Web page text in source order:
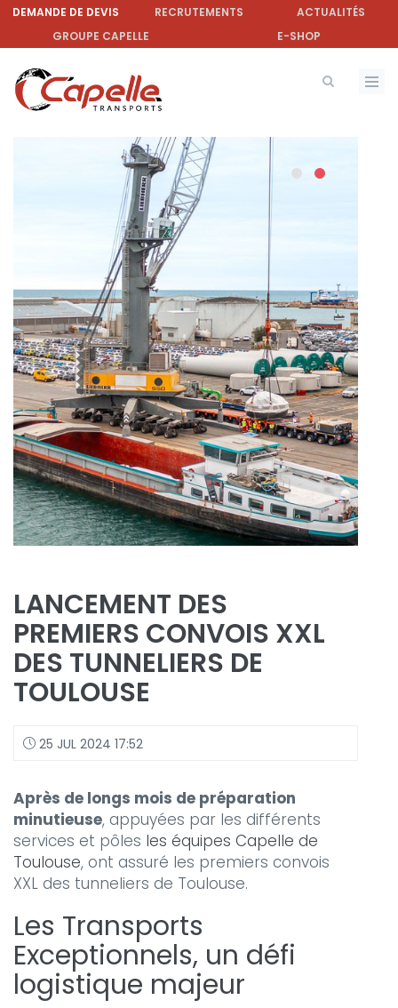
Aller
contenu
principal
DEMANDE DE DEVIS RECRUTEMENTS
ACTUALITÉS
GROUPE CAPELLE
E-SHOP
LANCEMENT DES
PREMIERS CONVOIS XXL
DES TUNNELIERS DE
TOULOUSE
25 JUL 2024 17:52
Après de longs mois de préparation
minutieuse, appuyées par les différents
services et pôles les équipes Capelle de
Toulouse, ont assuré les premiers convois
XXL des tunneliers de Toulouse.
Les Transports
Exceptionnels, un défi
logistique majeur